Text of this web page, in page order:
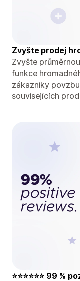
Zvyšte prodej
Zvyšte
funkce
zákazníky
souvisejících
⭐⭐⭐⭐⭐⭐ 99